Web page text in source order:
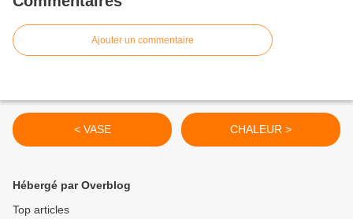
Ajouter un commentaire
< VASE CHALEUR >
Hébergé par Overblog
Top articles